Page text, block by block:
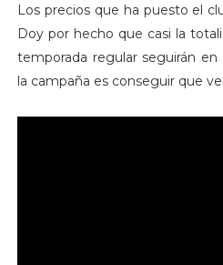
Los precios que ha puesto el
Doy por hecho que casi la
temporada regular seguirán
la campaña es conseguir que